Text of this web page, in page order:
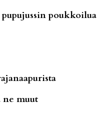
poukkoilua
ne muut